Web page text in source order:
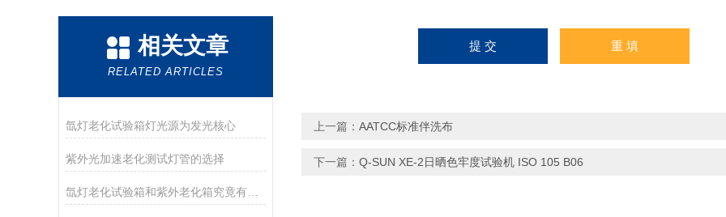
相关文章
RELATED ARTICLES
氙灯老化试验箱灯光源为发光核心
紫外光加速老化测试灯管的选择
上一篇： AATCC标准伴洗布
下一篇： Q-SUN XE-2日晒色牢度试验机 ISO 105 B06